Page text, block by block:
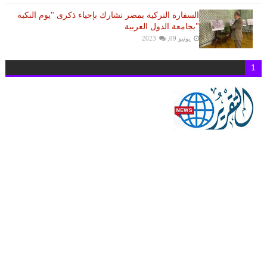
السفارة التركية بمصر تشارك بإحياء ذكرى "يوم النكبة
"بجامعة الدول العربية
يونيو 09, 2023
1